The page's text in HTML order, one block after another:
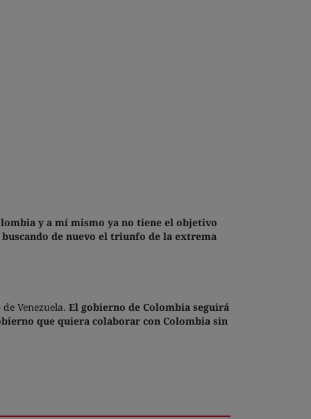
y a mí mismo ya no tiene el objetivo
de nuevo el triunfo de la extrema
Venezuela. El gobierno de Colombia seguirá
que quiera colaborar con Colombia sin